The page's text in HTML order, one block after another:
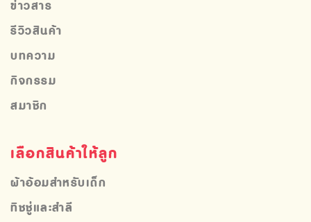
ข่าวสาร
รีวิวสินค้า
บทความ
กิจกรรม
สมาชิก
เลือกสินค้าให้ลูก
ผ้าอ้อมสำหรับเด็ก
ทิชชู่และสำลี